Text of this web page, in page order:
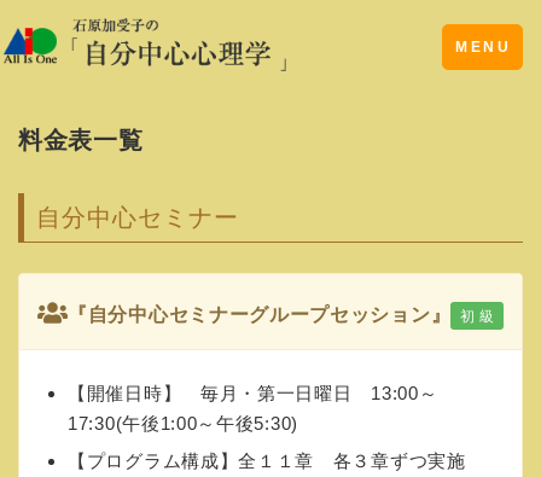
Toggle
navigation
MENU
料金表一覧
自分中心セミナー
『自分中心セミナーグループセッション』 初 級
【開催日時】 毎月・第一日曜日 13:00～
17:30(午後1:00～午後5:30)
【プログラム構成】全１１章 各３章ずつ実施